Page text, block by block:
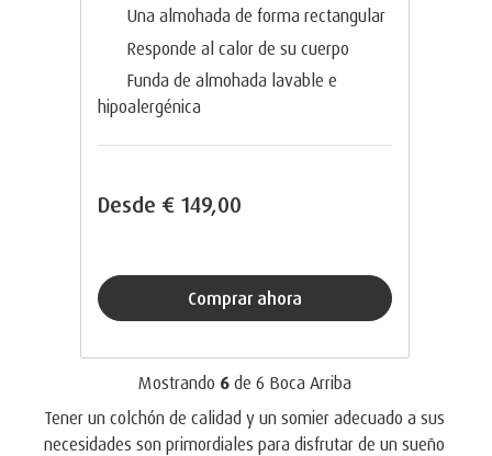
Una almohada de forma rectangular
Responde al calor de su cuerpo
Funda de almohada lavable e
hipoalergénica
Desde € 149,00
Comprar ahora
Mostrando 6de 6 Boca Arriba
Tener un colchón de calidad y un somier adecuado a sus
necesidades son primordiales para disfrutar de un sueño